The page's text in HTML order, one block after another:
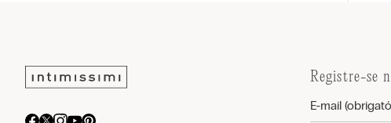
Registre-se